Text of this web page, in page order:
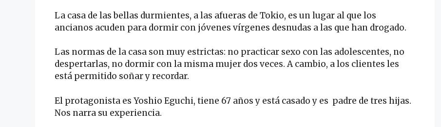
La casa de las bellas durmientes, a las afueras de Tokio, es un lugar al que los
ancianos acuden para dormir con jóvenes vírgenes desnudas a las que han drogado.
Las normas de la casa son muy estrictas: no practicar sexo con las adolescentes, no
despertarlas, no dormir con la misma mujer dos veces. A cambio, a los clientes les
está permitido soñar y recordar.
El protagonista es Yoshio Eguchi, tiene 67 años y está casado y es padre de tres hijas.
Nos narra su experiencia.